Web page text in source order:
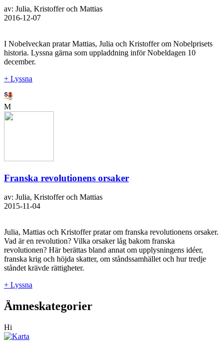
av: Julia, Kristoffer och Mattias
2016-12-07
I Nobelveckan pratar Mattias, Julia och Kristoffer om Nobelprisets
historia. Lyssna gärna som uppladdning inför Nobeldagen 10
december.
+ Lyssna
M
Franska revolutionens orsaker
av: Julia, Kristoffer och Mattias
2015-11-04
Julia, Mattias och Kristoffer pratar om franska revolutionens orsaker.
Vad är en revolution? Vilka orsaker låg bakom franska
revolutionen? Här berättas bland annat om upplysningens idéer,
franska krig och höjda skatter, om ståndssamhället och hur tredje
ståndet krävde rättigheter.
+ Lyssna
Ämneskategorier
Hi